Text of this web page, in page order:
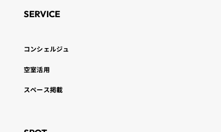
SERVICE
コンシェルジュ
空室活用
スペース掲載